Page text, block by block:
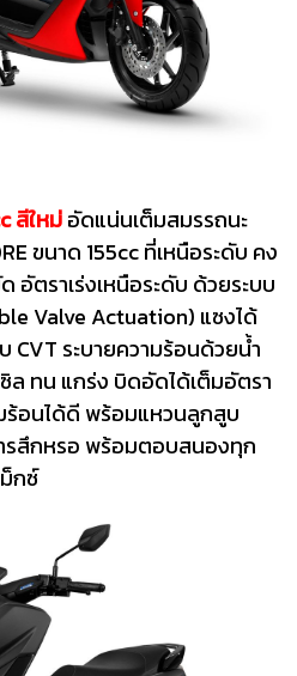
สีใหม่อัดแน่นเต็มสมรรถนะ
ขนาด 155cc ที่เหนือระดับ คง
อัตราเร่งเหนือระดับ ด้วยระบบ
Valve Actuation) แซงได้
CVT ระบายความร้อนด้วยน้ำ
ล ทน แกร่ง บิดอัดได้เต็มอัตรา
ร้อนได้ดี พร้อมแหวนลูกสูบ
รสึกหรอ พร้อมตอบสนองทุก
กซ์